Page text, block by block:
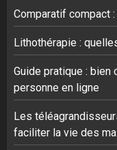
Comparatif compact
Lithothérapie :
Guide pratique : bien
personne en ligne
Les
faciliter la vie des